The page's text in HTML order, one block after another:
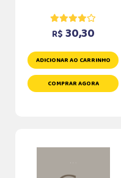
R$ 30,30
ADICIONAR AO CARRINHO
COMPRAR AGORA